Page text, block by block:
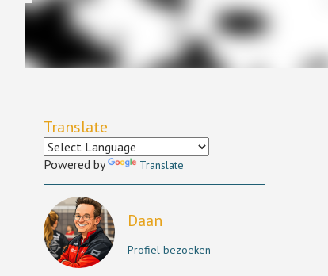
Translate
Powered by Translate
Daan
Profiel bezoeken